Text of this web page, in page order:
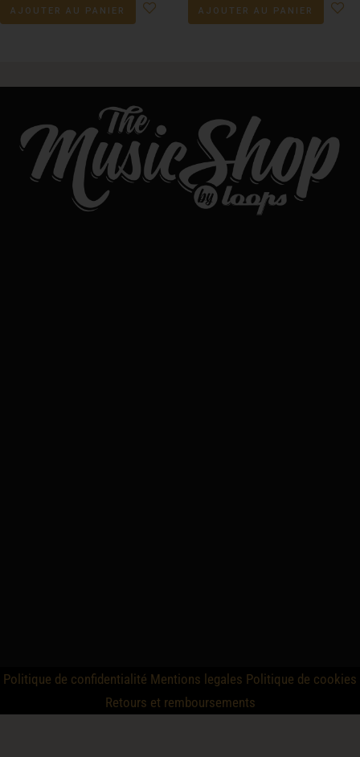
AJOUTER AU PANIER AJOUTER AU PANIER
Politique de confidentialité Mentions legales Politique de cookies
Retours et remboursements